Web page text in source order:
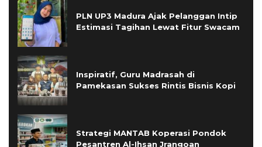
PLN UP3 Madura Ajak Pelanggan Intip
Estimasi Tagihan Lewat Fitur Swacam
Inspiratif, Guru Madrasah di
Pamekasan Sukses Rintis Bisnis Kopi
Strategi MANTAB Koperasi Pondok
Pesantren Al-Ihsan Jrangoan